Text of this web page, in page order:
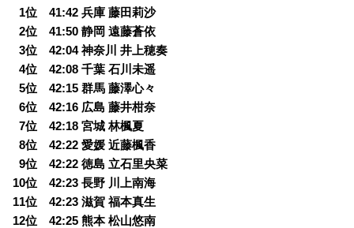
1位 41:42 兵庫 藤田莉沙
02位 41:50 静岡 遠藤蒼依
03位 42:04 神奈川 井上穂奏
04位 42:08 千葉 石川未遥
05位 42:15 群馬 藤澤心々
06位 42:16 広島 藤井柑奈
07位 42:18 宮城 林楓夏
08位 42:22 愛媛 近藤楓香
09位 42:22 徳島 立石里央菜
10位 42:23 長野 川上南海
11位 42:23 滋賀 福本真生
12位 42:25 熊本 松山悠南